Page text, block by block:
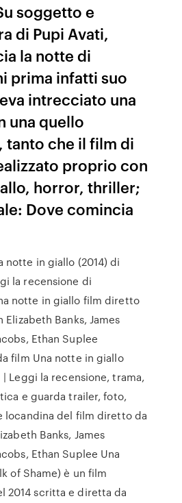
soggetto e
di Pupi Avati,
la notte di
prima infatti suo
intrecciato una
una quello
tanto che il film di
proprio con
horror, thriller;
Dove comincia
notte in giallo (2014) di
la recensione di
notte in giallo film diretto
Banks, James
Ethan Suplee
film Una notte in giallo
| Leggi la recensione, trama,
e guarda trailer, foto,
locandina del film diretto da
Banks, James
Ethan Suplee Una
of Shame) è un film
2014 scritta e diretta da